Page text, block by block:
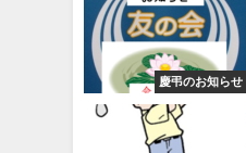
慶弔のお知らせ